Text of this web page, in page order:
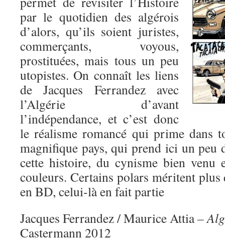
par le quotidien des algérois
d’alors, qu’ils soient juristes,
commerçants, voyous,
prostituées, mais tous un peu
utopistes. On connaît les liens
de Jacques Ferrandez avec
l’Algérie d’avant
l’indépendance, et c’est donc
le réalisme romancé qui prime dans
magnifique pays, qui prend ici un peu
cette histoire, du cynisme bien venu
couleurs. Certains polars méritent plus
en BD, celui-là en fait partie
Jacques Ferrandez / Maurice Attia–
Castermann 2012